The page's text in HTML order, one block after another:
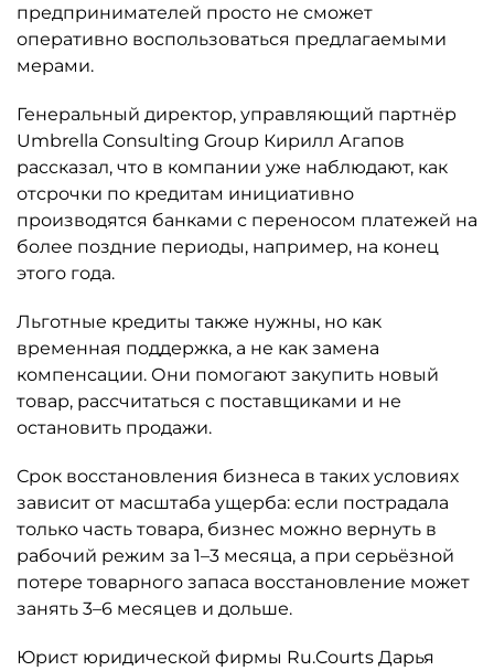
предпринимателей просто не сможет
оперативно воспользоваться предлагаемыми
мерами.
Генеральный директор, управляющий партнёр
Umbrella Consulting Group Кирилл Агапов
рассказал, что в компании уже наблюдают, как
отсрочки по кредитам инициативно
производятся банками с переносом платежей на
более поздние периоды, например, на конец
этого года.
Льготные кредиты также нужны, но как
временная поддержка, а не как замена
компенсации. Они помогают закупить новый
товар, рассчитаться с поставщиками и не
остановить продажи.
Срок восстановления бизнеса в таких условиях
зависит от масштаба ущерба: если пострадала
только часть товара, бизнес можно вернуть в
рабочий режим за 1–3 месяца, а при серьёзной
потере товарного запаса восстановление может
занять 3–6 месяцев и дольше.
Юрист юридической фирмы Ru.Courts Дарья